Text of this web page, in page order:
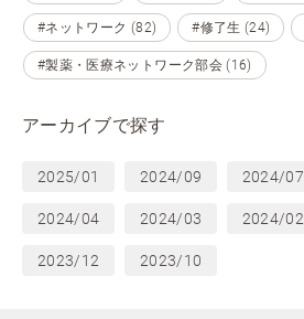
#ネットワーク (82) #修了生 (24)
#製薬・医療ネットワーク部会 (16)
アーカイブで探す
2025/01 2024/09 2024/07
2024/04 2024/03 2024/02
2023/12 2023/10